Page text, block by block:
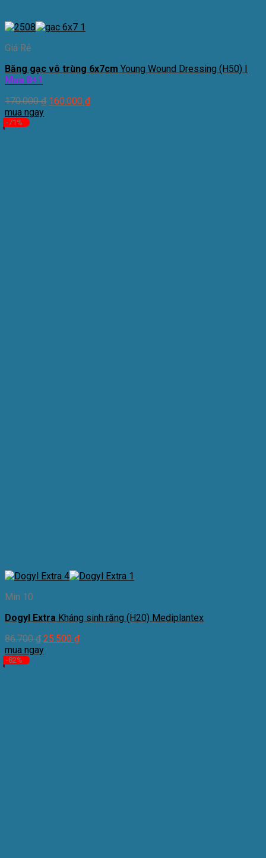
Giá Rẻ
Băng gạc vô trùng 6x7cm Young Wound Dressing (H50) |
Mua 8+1
170.000₫ 160.000 ₫
mua ngay
-71%
Min 10
Dogyl Extra Kháng sinh răng (H20) Mediplantex
86.700₫ 25.500 ₫
mua ngay
-82%